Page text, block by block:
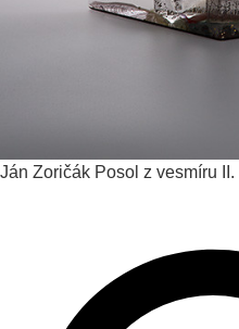
Ján Zoričák Posol z vesmíru II.